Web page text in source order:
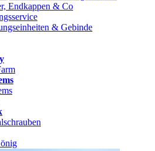
Endkappen & Co
& Gebinde